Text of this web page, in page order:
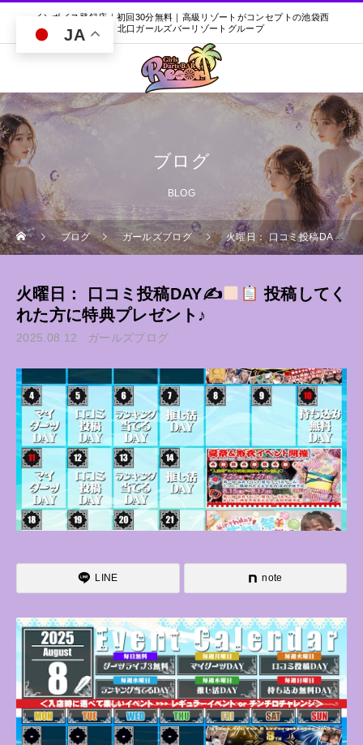
インボイス登録店｜初回30分無料｜高級リゾートがコンセプトの池袋西
口・北口ガールズバーリゾートグループ
ブログ
BLOG
ブログ ガールズブログ 火曜日： 口コミ投稿DAY✍
火曜日： 口コミ投稿DAY✍
投稿してく
れた方に特典プレゼント♪
2025.08.12 ガールズブログ
LINE note
JA